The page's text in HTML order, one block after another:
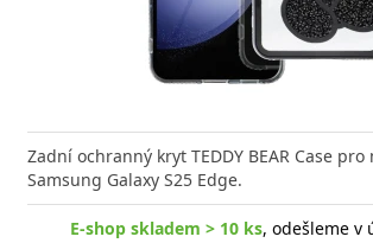
Zadní ochranný kryt TEDDY BEAR Case
Samsung Galaxy S25 Edge.
E-shop skladem > 10 ks, odešleme v